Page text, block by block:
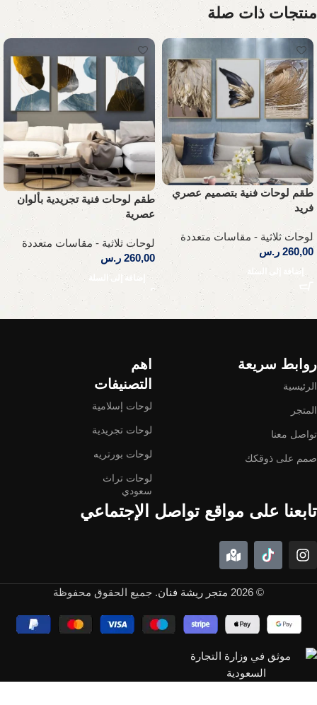
منتجات ذات صلة
طقم لوحات فنية بتصميم عصري
فريد
لوحات ثلاثية - مقاسات متعددة
260,00 ر.س
إضافة إلى السلة
طقم لوحات فنية تجريدية بألوان
عصرية
لوحات ثلاثية - مقاسات متعددة
260,00 ر.س
إضافة إلى السلة
Read More
روابط سريعة
الرئيسية
المتجر
تواصل معنا
صمم على ذوقكك
اهم
التصنيفات
لوحات إسلامية
لوحات تجريدية
لوحات بورتريه
لوحات تراث
سعودي
تابعنا على مواقع تواصل الإجتماعي
© 2026 متجر ريشة فنان. جميع الحقوق محفوظة